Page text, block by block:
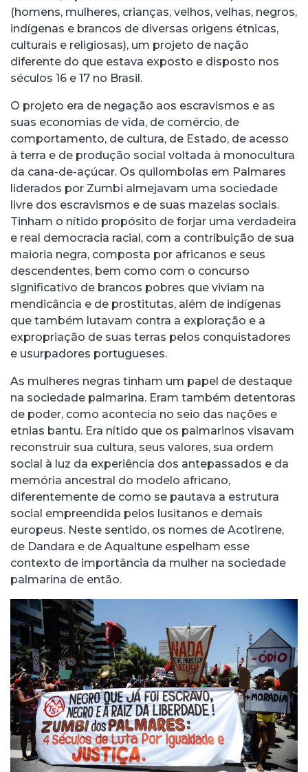
(homens, mulheres, crianças, velhos, velhas, negros,
indígenas e brancos de diversas origens étnicas,
culturais e religiosas), um projeto de nação
diferente do que estava exposto e disposto nos
séculos 16 e 17 no Brasil.
O projeto era de negação aos escravismos e as
suas economias de vida, de comércio, de
comportamento, de cultura, de Estado, de acesso
à terra e de produção social voltada à monocultura
da cana-de-açúcar. Os quilombolas em Palmares
liderados por Zumbi almejavam uma sociedade
livre dos escravismos e de suas mazelas sociais.
Tinham o nítido propósito de forjar uma verdadeira
e real democracia racial, com a contribuição de sua
maioria negra, composta por africanos e seus
descendentes, bem como com o concurso
significativo de brancos pobres que viviam na
mendicância e de prostitutas, além de indígenas
que também lutavam contra a exploração e a
expropriação de suas terras pelos conquistadores
e usurpadores portugueses.
As mulheres negras tinham um papel de destaque
na sociedade palmarina. Eram também detentoras
de poder, como acontecia no seio das nações e
etnias bantu. Era nítido que os palmarinos visavam
reconstruir sua cultura, seus valores, sua ordem
social à luz da experiência dos antepassados e da
memória ancestral do modelo africano,
diferentemente de como se pautava a estrutura
social empreendida pelos lusitanos e demais
europeus. Neste sentido, os nomes de Acotirene,
de Dandara e de Aqualtune espelham esse
contexto de importância da mulher na sociedade
palmarina de então.